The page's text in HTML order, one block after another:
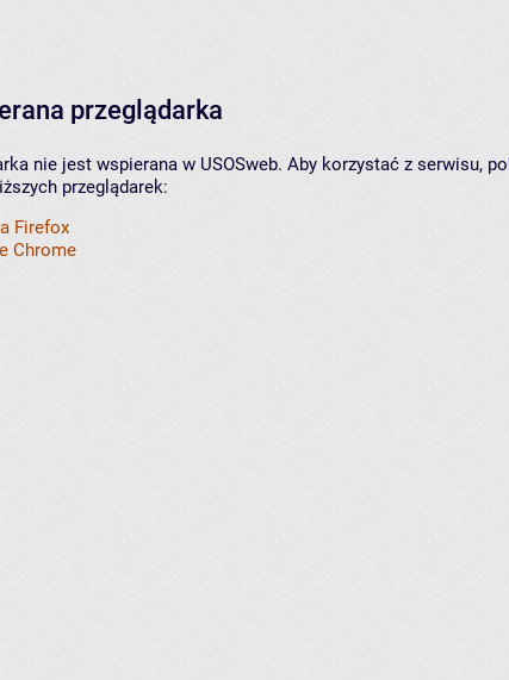
przeglądarka
nie jest wspierana w USOSweb. Aby korzystać z serwisu,
przeglądarek:
Firefox
Chrome